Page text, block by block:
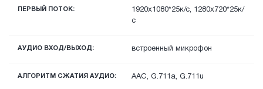
ПЕРВЫЙ ПОТОК:
1920х1080*25к/с, 1280х720*25к/
с
АУДИО ВХОД/ВЫХОД: встроенный микрофон
АЛГОРИТМ СЖАТИЯ АУДИО: AAC, G.711a, G.711u